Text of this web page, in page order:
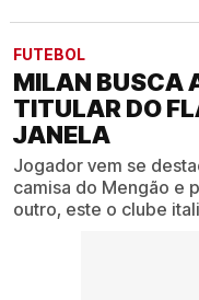
FUTEBOL
MILAN BUSCA
TITULAR DO
JANELA
Jogador vem se
camisa do Mengão e
outro, este o clube